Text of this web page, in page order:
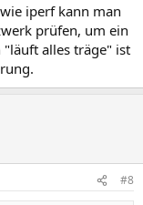
iperf kann man
prüfen, um ein
alles träge" ist
#8